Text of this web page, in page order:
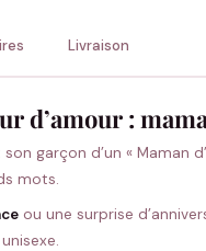
Livraison
:
garçon d’un « Maman
mots.
ou une surprise